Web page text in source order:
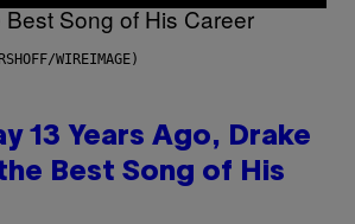
WIREIMAGE)
13 Years Ago, Drake
Best Song of His